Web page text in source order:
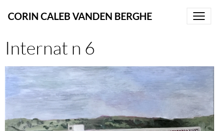
CORIN CALEB VANDEN BERGHE
Internat n 6